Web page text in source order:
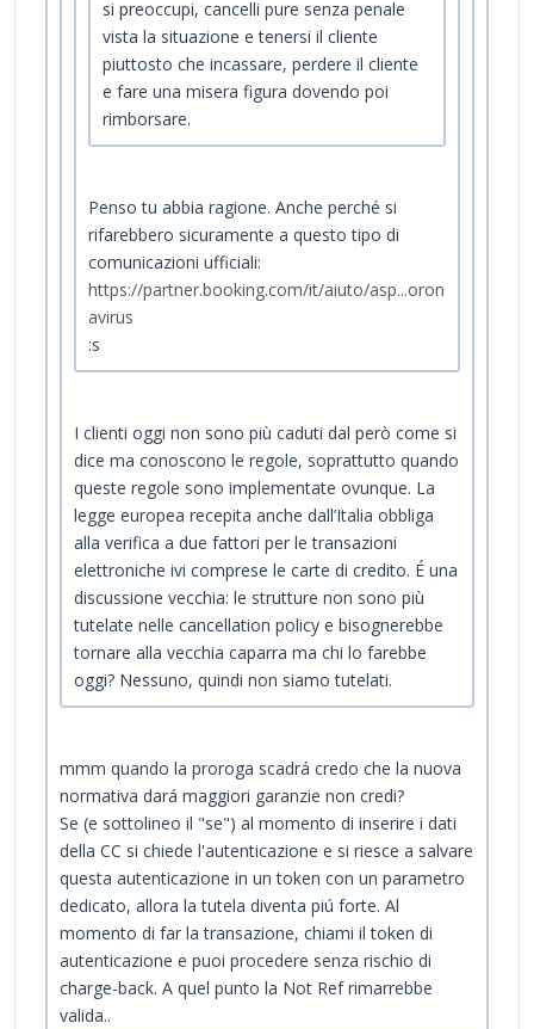
si preoccupi, cancelli pure senza penale
vista la situazione e tenersi il cliente
piuttosto che incassare, perdere il cliente
e fare una misera figura dovendo poi
rimborsare.
Penso tu abbia ragione. Anche perché si
rifarebbero sicuramente a questo tipo di
comunicazioni ufficiali:
https://partner.booking.com/it/aiuto/asp...oron
avirus
:s
I clienti oggi non sono più caduti dal però come si
dice ma conoscono le regole, soprattutto quando
queste regole sono implementate ovunque. La
legge europea recepita anche dall’Italia obbliga
alla verifica a due fattori per le transazioni
elettroniche ivi comprese le carte di credito. É una
discussione vecchia: le strutture non sono più
tutelate nelle cancellation policy e bisognerebbe
tornare alla vecchia caparra ma chi lo farebbe
oggi? Nessuno, quindi non siamo tutelati.
mmm quando la proroga scadrá credo che la nuova
normativa dará maggiori garanzie non credi?
Se (e sottolineo il "se") al momento di inserire i dati
della CC si chiede l'autenticazione e si riesce a salvare
questa autenticazione in un token con un parametro
dedicato, allora la tutela diventa piú forte. Al
momento di far la transazione, chiami il token di
autenticazione e puoi procedere senza rischio di
charge-back. A quel punto la Not Ref rimarrebbe
valida..